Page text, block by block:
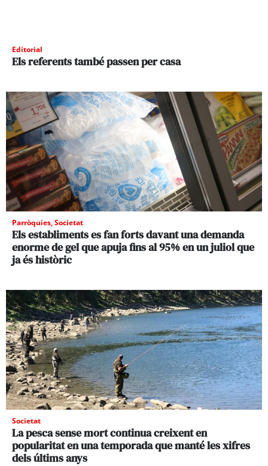
Editorial
Els referents també passen per casa
Parròquies,Societat
Els establiments es fan forts davant una demanda
enorme de gel que apuja fins al 95% en un juliol que
ja és històric
Societat
La pesca sense mort continua creixent en
popularitat en una temporada que manté les xifres
dels últims anys